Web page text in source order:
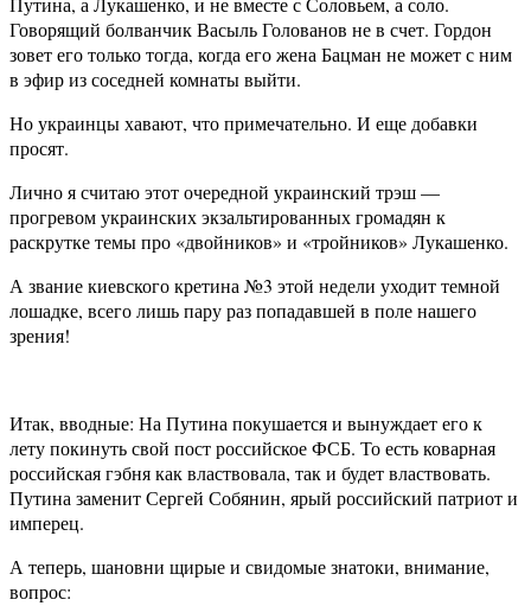
Говорящий болванчик Васыль Голованов не в счет. Гордон
зовет его только тогда, когда его жена Бацман не может с ним
в эфир из соседней комнаты выйти.
Но украинцы хавают, что примечательно. И еще добавки
просят.
Лично я считаю этот очередной украинский трэш —
прогревом украинских экзальтированных громадян к
раскрутке темы про «двойников» и «тройников» Лукашенко.
А звание киевского кретина №3 этой недели уходит темной
лошадке, всего лишь пару раз попадавшей в поле нашего
зрения!
Итак, вводные: На Путина покушается и вынуждает его к
лету покинуть свой пост российское ФСБ. То есть коварная
российская гэбня как властвовала, так и будет властвовать.
Путина заменит Сергей Собянин, ярый российский патриот и
имперец.
А теперь, шановни щирые и свидомые знатоки, внимание,
вопрос: